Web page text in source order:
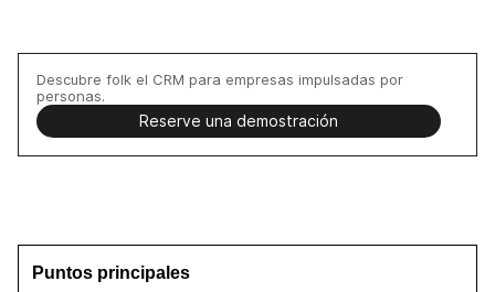
Descubre folk el CRM para empresas impulsadas por
personas.
Reserve una demostración
Puntos principales